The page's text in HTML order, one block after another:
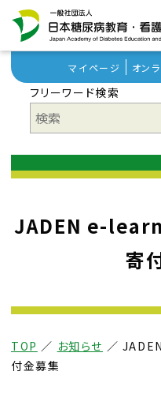
マイページ オン
フリーワード検索
JADEN e-
寄
TOP ／ お知らせ ／
付金募集